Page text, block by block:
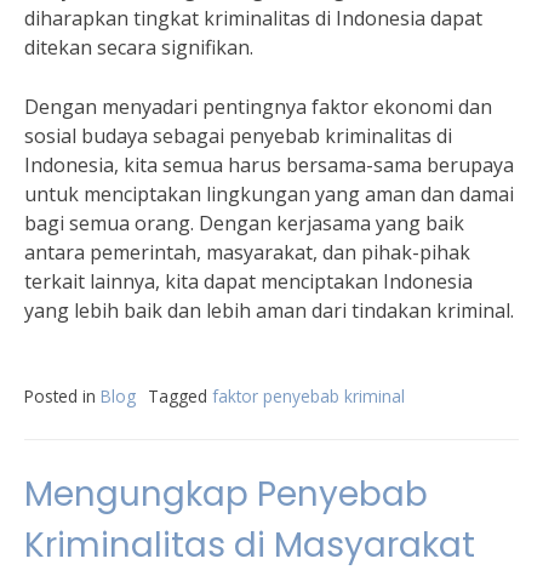
diharapkan tingkat kriminalitas di Indonesia dapat
ditekan secara signifikan.
Dengan menyadari pentingnya faktor ekonomi dan
sosial budaya sebagai penyebab kriminalitas di
Indonesia, kita semua harus bersama-sama berupaya
untuk menciptakan lingkungan yang aman dan damai
bagi semua orang. Dengan kerjasama yang baik
antara pemerintah, masyarakat, dan pihak-pihak
terkait lainnya, kita dapat menciptakan Indonesia
yang lebih baik dan lebih aman dari tindakan kriminal.
Posted in Blog Tagged faktor penyebab kriminal
Mengungkap Penyebab
Kriminalitas di Masyarakat